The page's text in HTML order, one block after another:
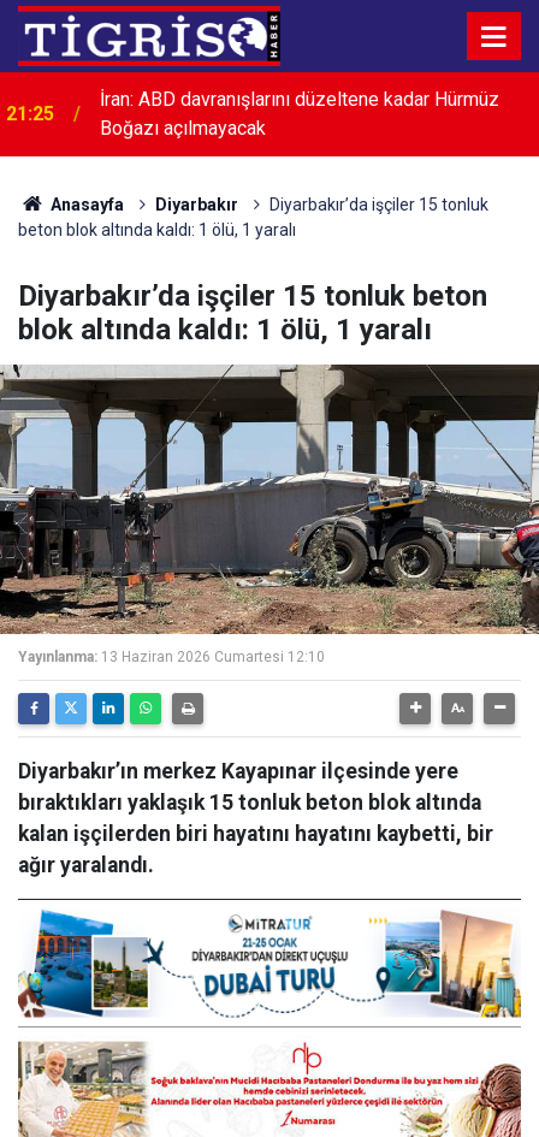
21:25
İran: ABD davranışlarını düzeltene kadar Hürmüz
Boğazı açılmayacak
Anasayfa Diyarbakır
Diyarbakır’da işçiler 15 tonluk
beton blok altında kaldı: 1 ölü, 1 yaralı
Diyarbakır’da işçiler 15 tonluk beton
blok altında kaldı: 1 ölü, 1 yaralı
Yayınlanma: 13 Haziran 2026 Cumartesi 12:10
Diyarbakır’ın merkez Kayapınar ilçesinde yere
bıraktıkları yaklaşık 15 tonluk beton blok altında
kalan işçilerden biri hayatını hayatını kaybetti, bir
ağır yaralandı.